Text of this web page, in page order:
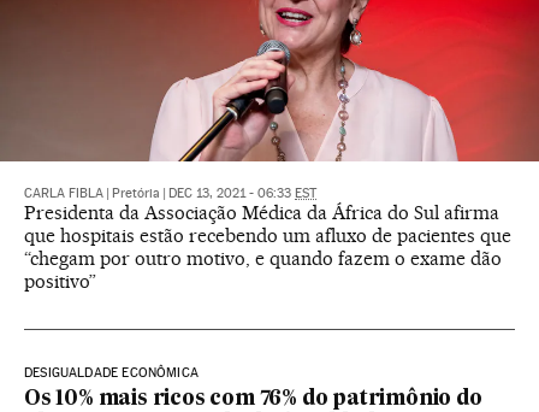
CARLA FIBLA Pretória DEC 13, 2021 - 06:33 EST
Presidenta da Associação Médica da África do Sul afirma
que hospitais estão recebendo um afluxo de pacientes que
“chegam por outro motivo, e quando fazem o exame dão
positivo”
DESIGUALDADE ECONÔMICA
Os 10% mais ricos com 76% do patrimônio do